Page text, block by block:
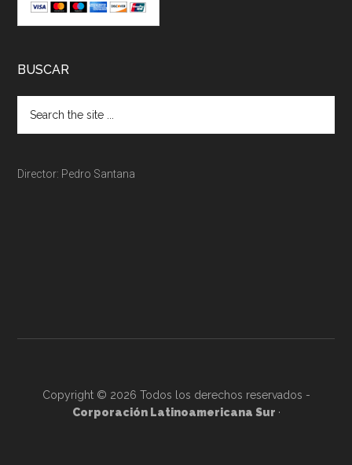
BUSCAR
Director: Pedro Santana
Copyright © 2026 Todos los derechos reservados -
Corporación Latinoamericana Sur ·